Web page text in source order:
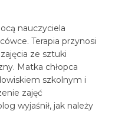
nauczyciela
Terapia przynosi
ze sztuki
Matka chłopca
szkolnym i
zajęć
wyjaśnił, jak należy